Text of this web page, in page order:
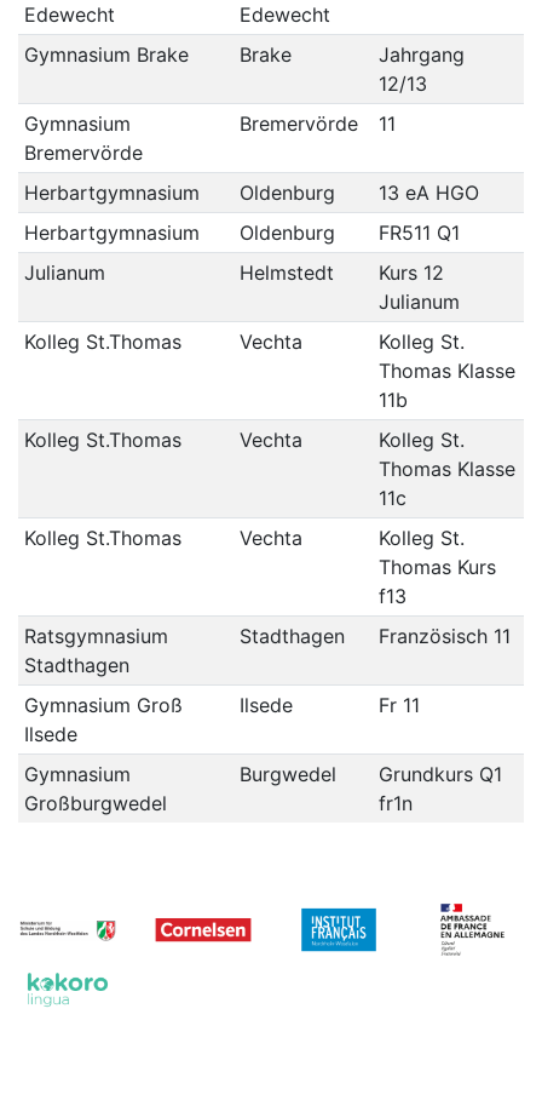
Edewecht
Edewecht
Gymnasium Brake Brake
Jahrgang
12/13
Gymnasium
Bremervörde
Bremervörde 11
Herbartgymnasium Oldenburg
13 eA HGO
Herbartgymnasium
Oldenburg
FR511 Q1
Julianum
Helmstedt
Kurs 12
Julianum
Kolleg St.Thomas
Vechta
Kolleg St.
Thomas Klasse
11b
Kolleg St.Thomas
Vechta
Kolleg St.
Thomas Klasse
11c
Kolleg St.Thomas
Vechta
Kolleg St.
Thomas Kurs
f13
Ratsgymnasium
Stadthagen
Stadthagen Französisch 11
Gymnasium Groß
Ilsede
Ilsede Fr 11
Gymnasium
Großburgwedel
Burgwedel
Grundkurs Q1
fr1n